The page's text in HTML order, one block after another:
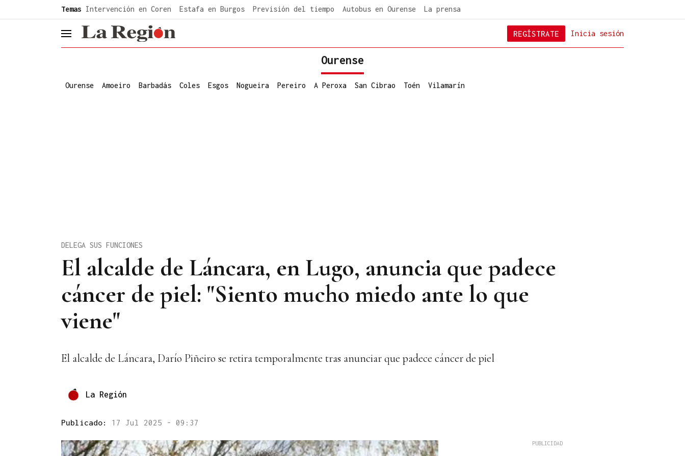
Temas Intervención en Coren Estafa en Burgos Previsión del tiempo Autobus en Ourense La prensa
header.menu.open Inicia sesión
REGÍSTRATE
Ourense
Ourense Amoeiro Barbadás Coles Esgos Nogueira Pereiro A Peroxa San Cibrao Toén Vilamarín
El alcalde de Láncara, en Lugo, anuncia que padece
cáncer de piel: "Siento mucho miedo ante lo que
viene"
DELEGA SUS FUNCIONES
El alcalde de Láncara, Darío Piñeiro se retira temporalmente tras anunciar que padece cáncer de piel
La Región
Publicado: 17 Jul 2025 - 09:37